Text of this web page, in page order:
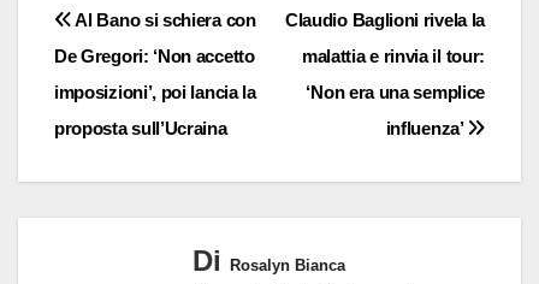
Navigazione
articoli
Claudio Baglioni rivela la
malattia e rinvia il tour:
‘Non era una semplice
influenza’
Al Bano si schiera con
De Gregori: ‘Non accetto
imposizioni’, poi lancia la
proposta sull’Ucraina
Di Rosalyn Bianca